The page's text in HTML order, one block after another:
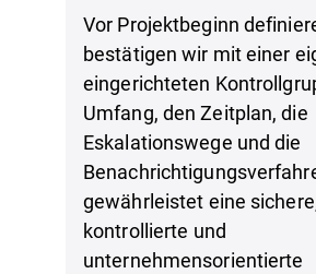
Vor Projektbeginn
bestätigen wir mit einer
eingerichteten
Umfang, den Zeitplan, die
Eskalationswege und die
gewährleistet eine
kontrollierte und
unternehmensorientierte